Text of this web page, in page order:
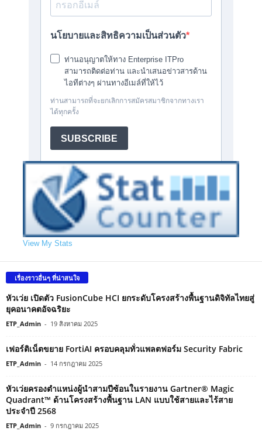
View My Stats
เรื่องราวอื่นๆ ที่น่าสนใจ
หัวเว่ย เปิดตัว FusionCube HCI ยกระดับโครงสร้างพื้นฐานดิจิทัลไทยสู่
ยุคอนาคตอัจฉริยะ
ETP_Admin - 19 สิงหาคม 2025
เฟอร์ติเน็ตขยาย FortiAI ครอบคลุมทั่วแพลตฟอร์ม Security Fabric
ETP_Admin - 14 กรกฎาคม 2025
หัวเว่ยครองตำแหน่งผู้นำสามปีซ้อนในรายงาน Gartner® Magic
Quadrant™ ด้านโครงสร้างพื้นฐาน LAN แบบใช้สายและไร้สาย
ประจำปี 2568
ETP_Admin - 9 กรกฎาคม 2025